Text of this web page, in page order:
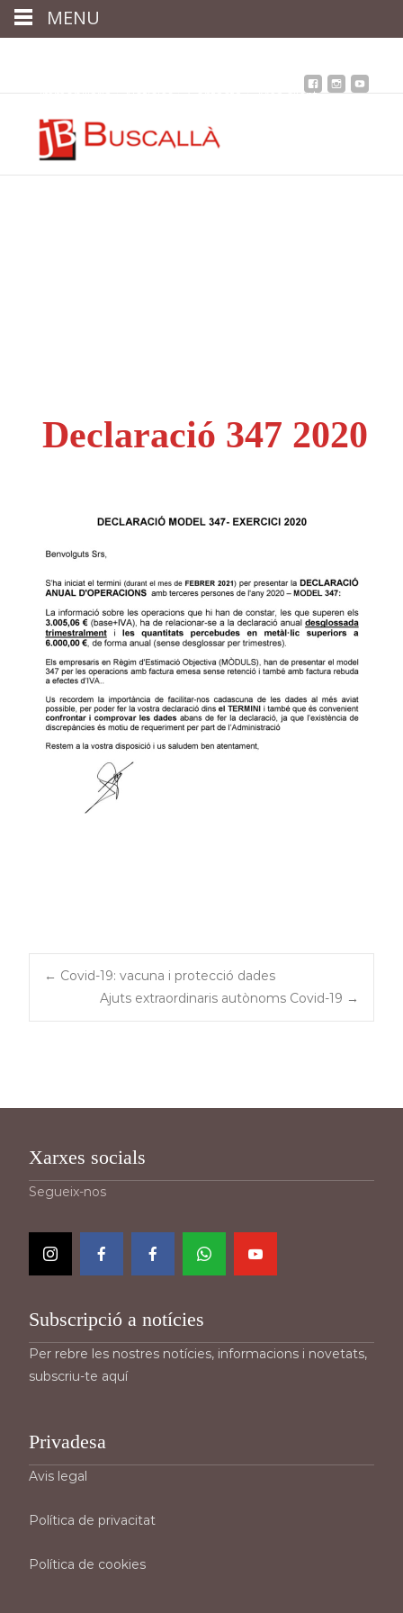
Immobiliària Notícies Contacta Àrea client
Declaració 347 2020
Post
← Covid-19: vacuna i protecció dades
Ajuts extraordinaris autònoms Covid-19 →
Xarxes socials
Segueix-nos
Subscripció a notícies
Per rebre les nostres notícies, informacions i novetats,
subscriu-te aquí
Privadesa
Avis legal
Política de privacitat
Política de cookies
MENU